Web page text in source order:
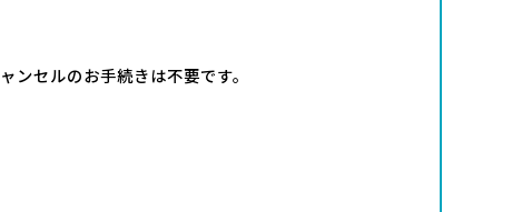
セルのお手続きは不要です。